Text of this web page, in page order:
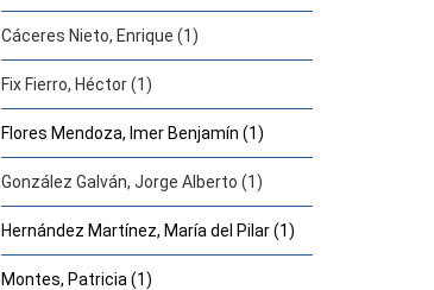
Cáceres Nieto, Enrique (1)
Fix Fierro, Héctor (1)
Flores Mendoza, Imer Benjamín (1)
González Galván, Jorge Alberto (1)
Hernández Martínez, María del Pilar (1)
Montes, Patricia (1)